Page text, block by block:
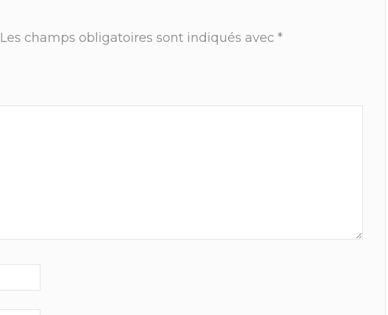
Les champs obligatoires sont indiqués avec*